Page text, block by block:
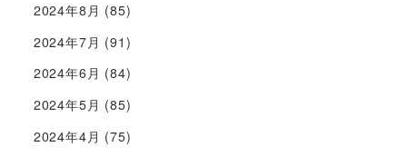
2024年8月 (85)
2024年7月 (91)
2024年6月 (84)
2024年5月 (85)
2024年4月 (75)